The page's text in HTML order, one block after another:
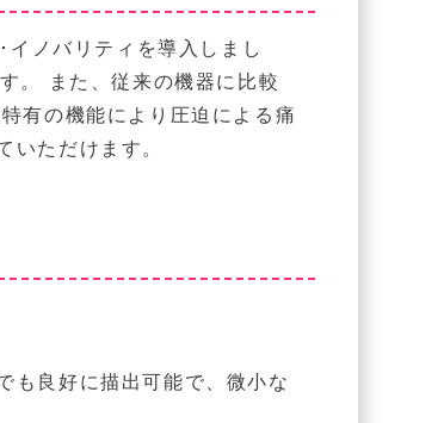
ノバリティを導入しまし
。 また、従来の機器に比較
有の機能により圧迫による痛
ただけます。
も良好に描出可能で、微小な